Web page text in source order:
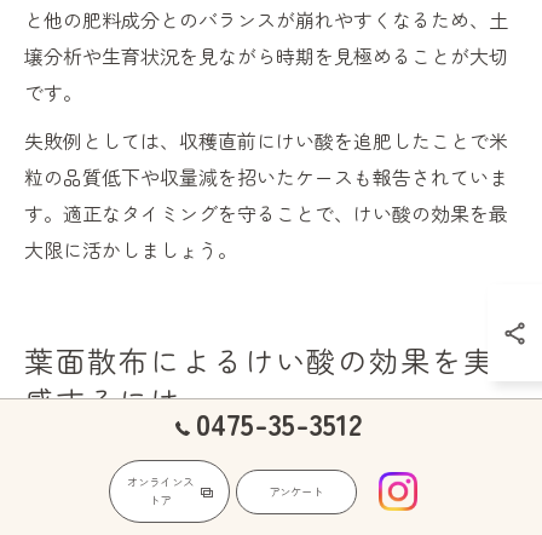
と他の肥料成分とのバランスが崩れやすくなるため、土
壌分析や生育状況を見ながら時期を見極めることが大切
です。
失敗例としては、収穫直前にけい酸を追肥したことで米
粒の品質低下や収量減を招いたケースも報告されていま
す。適正なタイミングを守ることで、けい酸の効果を最
大限に活かしましょう。
葉面散布によるけい酸の効果を実
感するには
葉面散布で得られるけい酸の即効性を
0475-35-3512
オンラインス
トア
アンケート